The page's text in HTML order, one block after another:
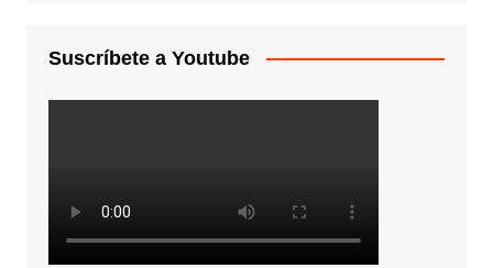
Suscríbete a Youtube